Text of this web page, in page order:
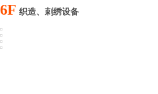
6F 织造、刺绣设备